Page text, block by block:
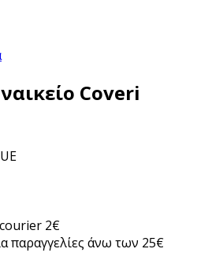
Coveri
2€
παραγγελίες άνω των 25€